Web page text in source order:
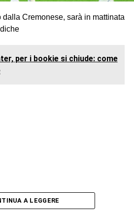
dalla Cremonese, sarà in mattinata
per i bookie si chiude: come
A LEGGERE